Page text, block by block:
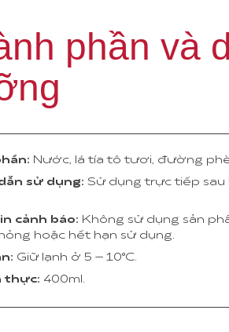
phần và
Nước, lá tía tô tươi, đường
sử dụng: Sử dụng trực tiếp sau
cảnh báo: Không sử dụng sản
hoặc hết hạn sử dụng.
Giữ lạnh ở 5 – 10°C.
thực: 400ml.